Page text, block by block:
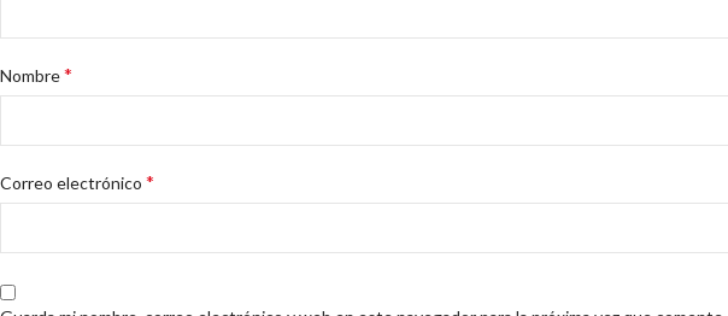
Nombre*
Correo electrónico *